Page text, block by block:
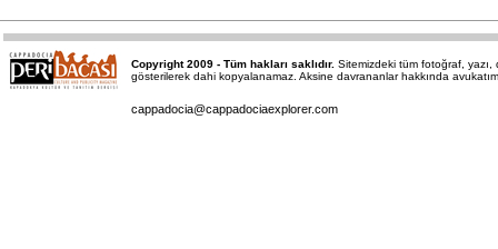
Copyright 2009 - Tüm hakları saklıdır. Sitemizdeki tüm fotoğraf, yazı,
gösterilerek dahi kopyalanamaz. Aksine davrananlar hakkında
cappadocia@cappadociaexplorer.com